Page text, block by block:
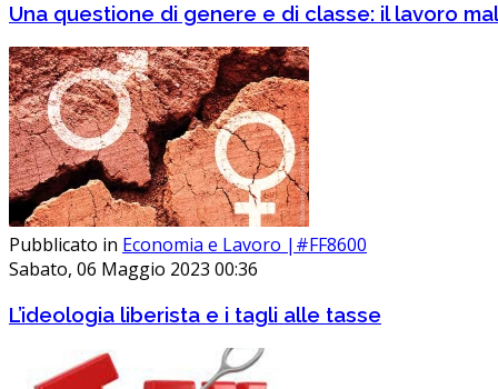
Una questione di genere e di classe: il lavoro
Pubblicato in Economia e Lavoro |#FF8600
Sabato, 06 Maggio 2023 00:36
L’ideologia liberista e i tagli alle tasse